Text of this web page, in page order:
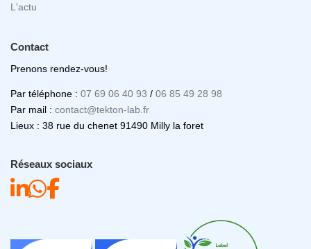
L'actu
Contact
Prenons rendez-vous!
Par téléphone : 07 69 06 40 93 / 06 85 49 28 98
Par mail : contact@tekton-lab.fr
Lieux : 38 rue du chenet 91490 Milly la foret
Réseaux sociaux